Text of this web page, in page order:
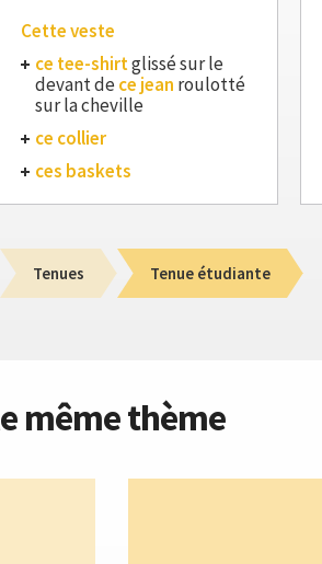
Cette veste
ce tee-shirtglissé sur le
devant dece jean roulotté
sur la cheville
ce collier
ces baskets
Tenues Tenue étudiante
même thème